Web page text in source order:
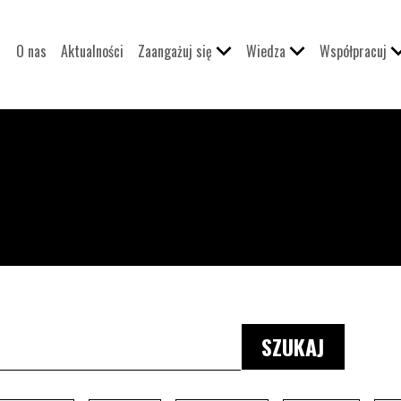
O nas Aktualności Zaangażuj się Wiedza Współpracuj